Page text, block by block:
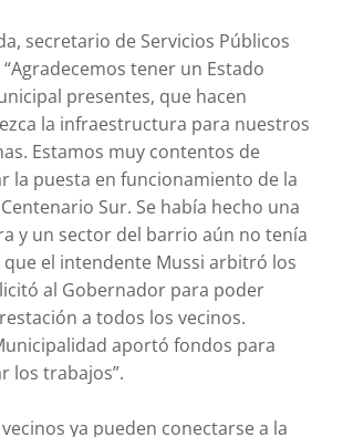
secretario de Servicios Públicos
tener un Estado
presentes, que hacen
la infraestructura para nuestros
Estamos muy contentos de
la puesta en funcionamiento de la
Sur. Se había hecho una
y un sector del barrio aún no tenía
que el intendente Mussi arbitró los
al Gobernador para poder
a todos los vecinos.
aportó fondos para
los trabajos”.
vecinos ya pueden conectarse a la